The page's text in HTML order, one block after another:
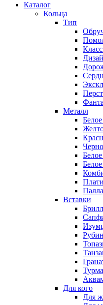
Каталог
Кольца
Тип
Металл
Вставки
Для кого
Для